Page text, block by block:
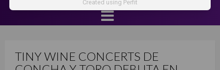
TINY WINE CONCERTS DE
Created using Perfit